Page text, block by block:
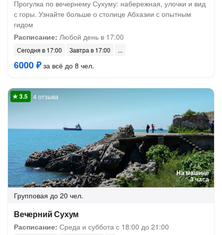
Прогулка по вечернему Сухуму: набережная, улочки и вид
с горы. Узнайте больше о столице Абхазии с опытным
гидом
Расписание: Любой день в 17:00
Сегодня в 17:00 Завтра в 17:00
6000 ₽за всё до 8 чел.
На машине
3 часа
4 отзыва
Групповая до 20 чел.
Вечерний Сухум
Расписание: Среда и суббота с 18:00 до 21:00